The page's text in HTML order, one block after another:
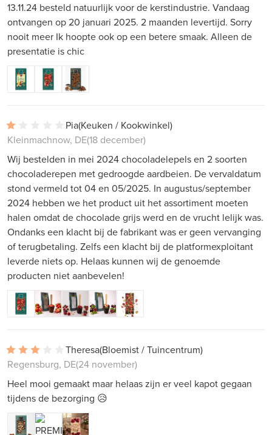
13.11.24 besteld natuurlijk voor de kerstindustrie. Vandaag
ontvangen op 20 januari 2025. 2 maanden levertijd. Sorry
nooit meer Ik hoopte ook op een betere smaak. Alleen de
presentatie is chic
Pia(Keuken / Kookwinkel)
Kleinmachnow, DE(18 december)
Wij bestelden in mei 2024 chocoladelepels en 2 soorten
chocoladerepen met gedroogde aardbeien. De vervaldatum
stond vermeld tot 04 en 05/2025. In augustus/september
2024 hebben we het product uit het assortiment moeten
halen omdat de chocolade grijs werd en de vrucht lelijk was.
Ondanks een klacht bij de fabrikant was er geen vervanging
of terugbetaling. Zelfs een klacht bij de platformexploitant
leverde niets op. Helaas kunnen wij de genoemde
producten niet aanbevelen!
Theresa(Bloemist / Tuincentrum)
Regensburg, DE(24 november)
Heel mooi gemaakt maar helaas zijn er veel kapot gegaan
tijdens de bezorging 😥